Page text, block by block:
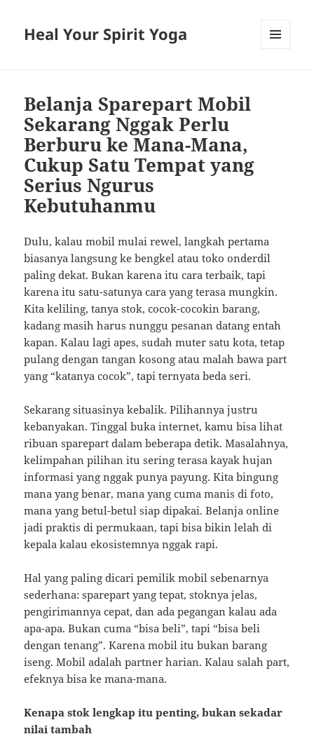
Heal Your Spirit Yoga
Belanja Sparepart Mobil
Sekarang Nggak Perlu
Berburu ke Mana-Mana,
Cukup Satu Tempat yang
Serius Ngurus
Kebutuhanmu
Dulu, kalau mobil mulai rewel, langkah pertama
biasanya langsung ke bengkel atau toko onderdil
paling dekat. Bukan karena itu cara terbaik, tapi
karena itu satu-satunya cara yang terasa mungkin.
Kita keliling, tanya stok, cocok-cocokin barang,
kadang masih harus nunggu pesanan datang entah
kapan. Kalau lagi apes, sudah muter satu kota, tetap
pulang dengan tangan kosong atau malah bawa part
yang “katanya cocok”, tapi ternyata beda seri.
Sekarang situasinya kebalik. Pilihannya justru
kebanyakan. Tinggal buka internet, kamu bisa lihat
ribuan sparepart dalam beberapa detik. Masalahnya,
kelimpahan pilihan itu sering terasa kayak hujan
informasi yang nggak punya payung. Kita bingung
mana yang benar, mana yang cuma manis di foto,
mana yang betul-betul siap dipakai. Belanja online
jadi praktis di permukaan, tapi bisa bikin lelah di
kepala kalau ekosistemnya nggak rapi.
Hal yang paling dicari pemilik mobil sebenarnya
sederhana: sparepart yang tepat, stoknya jelas,
pengirimannya cepat, dan ada pegangan kalau ada
apa-apa. Bukan cuma “bisa beli”, tapi “bisa beli
dengan tenang”. Karena mobil itu bukan barang
iseng. Mobil adalah partner harian. Kalau salah part,
efeknya bisa ke mana-mana.
Kenapa stok lengkap itu penting, bukan sekadar
nilai tambah